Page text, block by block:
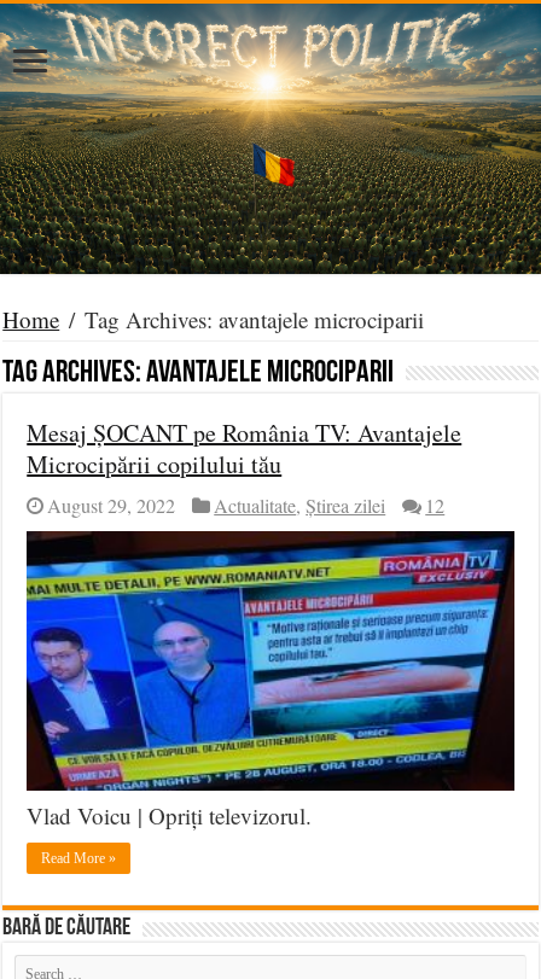
Home / Tag Archives: avantajele microciparii
Tag Archives:avantajele microciparii
Mesaj ȘOCANT pe România TV: Avantajele
Microcipării copilului tău
August 29, 2022 Actualitate,Știrea zilei 12
Vlad Voicu | Opriți televizorul.
Read More »
BARĂ DE CĂUTARE